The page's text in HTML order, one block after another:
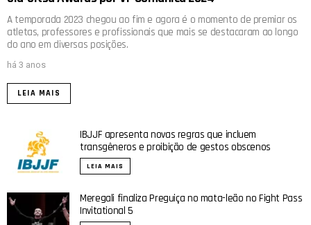
A temporada 2023 chegou ao fim e agora é o momento de premiar os
atletas, professores e profissionais que mais se destacaram ao longo
do ano em diversas posições.
há 3 anos
LEIA MAIS
IBJJF apresenta novas regras que incluem
transgêneros e proibição de gestos obscenos
LEIA MAIS
Meregali finaliza Preguiça no mata-leão no Fight Pass
Invitational 5